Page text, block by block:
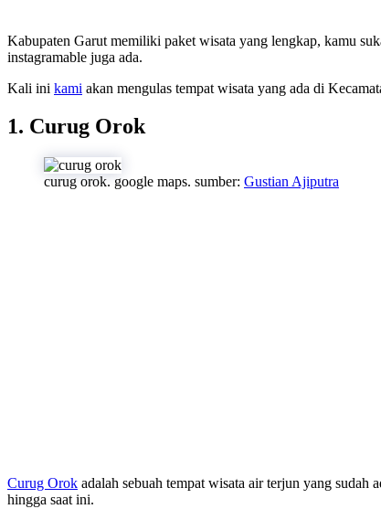
Kabupaten Garut memiliki paket wisata yang lengkap, kamu
instagramable juga ada.
Kali ini kami akan mengulas tempat wisata yang ada di
1. Curug Orok
curug orok. google maps. sumber: Gustian Ajiputra
Curug Orok adalah sebuah tempat wisata air terjun yang sudah
hingga saat ini.